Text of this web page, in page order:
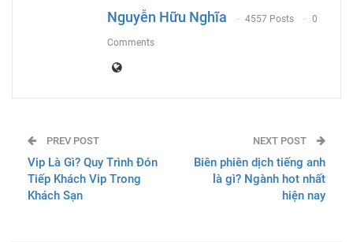
Nguyễn Hữu Nghĩa 4557 Posts 0
Comments
PREV POST
Vip Là Gì? Quy Trình Đón
Tiếp Khách Vip Trong
Khách Sạn
NEXT POST
Biên phiên dịch tiếng anh
là gì? Ngành hot nhất
hiện nay